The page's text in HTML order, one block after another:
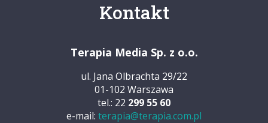
Kontakt
Terapia Media Sp. z o.o.
ul. Jana Olbrachta 29/22
01-102 Warszawa
tel.: 22 299 55 60
e-mail: terapia@terapia.com.pl